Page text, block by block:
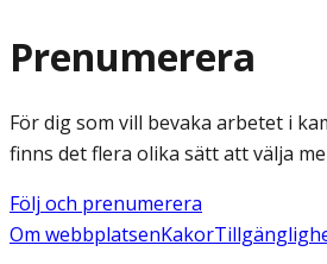
Prenumerera
För dig som vill bevaka arbetet i
finns det flera olika sätt att välja
Följ och prenumerera
Om webbplatsenKakor